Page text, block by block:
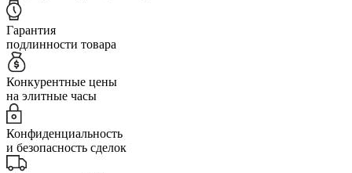
Гарантия
подлинности товара
Конкурентные цены
на элитные часы
Конфиденциальность
и безопасность сделок